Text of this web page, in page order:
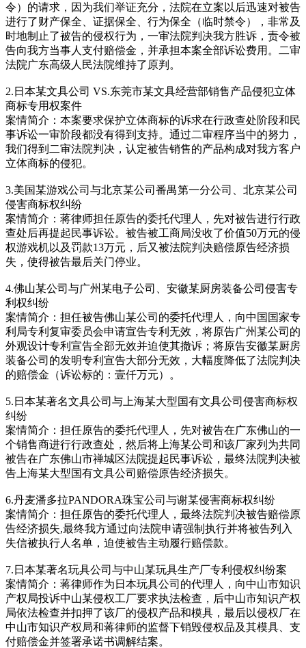
令）的请求，因为我们举证充分，法院在立案以后迅速对被告
进行了财产保全、证据保全、行为保全（临时禁令），非常及
时地制止了被告的侵权行为，一审法院判决我方胜诉，责令被
告向我方当事人支付赔偿金，并承担本案全部诉讼费用。二审
法院广东高级人民法院维持了原判。
2.日本某文具公司 VS.东莞市某文具经营部销售产品侵犯立体
商标专用权案件
案情简介：本案要求保护立体商标的诉求在行政查处阶段和民
事诉讼一审阶段都没有得到支持。通过二审程序当中的努力，
我们得到二审法院判决，认定被告销售的产品构成对我方客户
立体商标的侵犯。
3.美国某游戏公司与北京某公司番禺第一分公司、北京某公司
侵害商标权纠纷
案情简介：蒋律师担任原告的委托代理人，先对被告进行行政
查处后再提起民事诉讼。被告被工商局没收了价值50万元的侵
权游戏机以及罚款13万元，后又被法院判决赔偿原告经济损
失，使得被告最后关门停业。
4.佛山某公司与广州某电子公司、安徽某厨房装备公司侵害专
利权纠纷
案情简介：担任被告佛山某公司的委托代理人，向中国国家专
利局专利复审委员会申请宣告专利无效，将原告广州某公司的
外观设计专利宣告全部无效并迫使其撤诉；将原告安徽某厨房
装备公司的发明专利宣告大部分无效，大幅度降低了法院判决
的赔偿金（诉讼标的：壹仟万元）。
5.日本某著名文具公司与上海某大型国有文具公司侵害商标权
纠纷
案情简介：担任原告的委托代理人，先对被告在广东佛山的一
个销售商进行行政查处，然后将上海某公司和该厂家列为共同
被告在广东佛山市禅城区法院提起民事诉讼，最终法院判决被
告上海某大型国有文具公司赔偿原告经济损失。
6.丹麦潘多拉PANDORA珠宝公司与谢某侵害商标权纠纷
案情简介：担任原告的委托代理人，最终法院判决被告赔偿原
告经济损失,最终我方通过向法院申请强制执行并将被告列入
失信被执行人名单，迫使被告主动履行赔偿款。
7.日本某著名玩具公司与中山某玩具生产厂专利侵权纠纷案
案情简介：蒋律师作为日本玩具公司的代理人，向中山市知识
产权局投诉中山某侵权工厂要求执法检查，后中山市知识产权
局依法检查并扣押了该厂的侵权产品和模具，最后以侵权厂在
中山市知识产权局和蒋律师的监督下销毁侵权品及其模具、支
付赔偿金并签署承诺书调解结案。